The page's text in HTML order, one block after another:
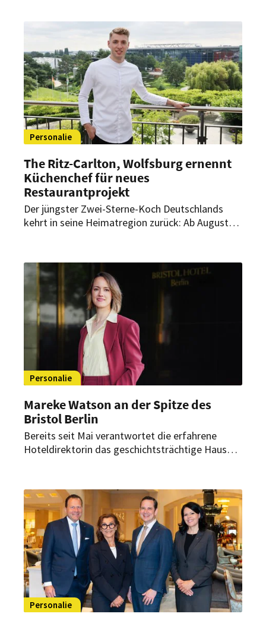
Personalie
The Ritz-Carlton, Wolfsburg ernennt
Küchenchef für neues
Restaurantprojekt
Der jüngster Zwei-Sterne-Koch Deutschlands
kehrt in seine Heimatregion zurück: Ab August
Restaurantprojekts im The Ritz-Carlton,
Wolfsburg.
Personalie
Mareke Watson an der Spitze des
Bristol Berlin
Bereits seit Mai verantwortet die erfahrene
Hoteldirektorin das geschichtsträchtige Haus
Collection.
Personalie